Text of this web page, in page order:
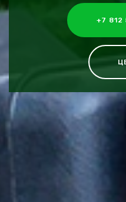
+7 812